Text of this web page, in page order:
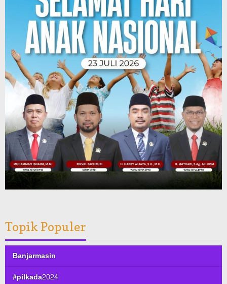
Topik Populer
Banjarmasin
#pilkada2024